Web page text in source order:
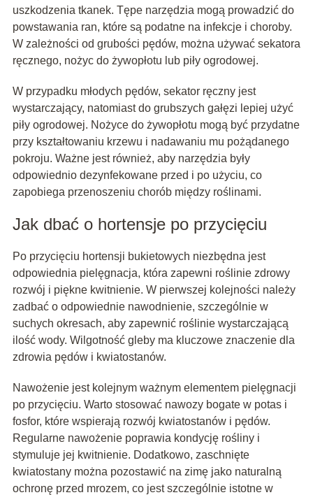
uszkodzenia tkanek. Tępe narzędzia mogą prowadzić do
powstawania ran, które są podatne na infekcje i choroby.
W zależności od grubości pędów, można używać sekatora
ręcznego, nożyc do żywopłotu lub piły ogrodowej.
W przypadku młodych pędów, sekator ręczny jest
wystarczający, natomiast do grubszych gałęzi lepiej użyć
piły ogrodowej. Nożyce do żywopłotu mogą być przydatne
przy kształtowaniu krzewu i nadawaniu mu pożądanego
pokroju. Ważne jest również, aby narzędzia były
odpowiednio dezynfekowane przed i po użyciu, co
zapobiega przenoszeniu chorób między roślinami.
Jak dbać o hortensje po przycięciu
Po przycięciu hortensji bukietowych niezbędna jest
odpowiednia pielęgnacja, która zapewni roślinie zdrowy
rozwój i piękne kwitnienie. W pierwszej kolejności należy
zadbać o odpowiednie nawodnienie, szczególnie w
suchych okresach, aby zapewnić roślinie wystarczającą
ilość wody. Wilgotność gleby ma kluczowe znaczenie dla
zdrowia pędów i kwiatostanów.
Nawożenie jest kolejnym ważnym elementem pielęgnacji
po przycięciu. Warto stosować nawozy bogate w potas i
fosfor, które wspierają rozwój kwiatostanów i pędów.
Regularne nawożenie poprawia kondycję rośliny i
stymuluje jej kwitnienie. Dodatkowo, zaschnięte
kwiatostany można pozostawić na zimę jako naturalną
ochronę przed mrozem, co jest szczególnie istotne w